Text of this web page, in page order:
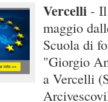
Vercelli - Il
maggio
Scuola di
"Giorgio
a Vercelli